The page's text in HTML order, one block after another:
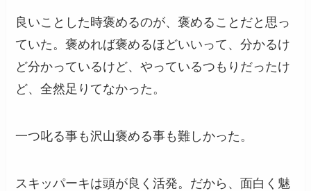
良いことした時褒めるのが、褒めることだと思っ
ていた。褒めれば褒めるほどいいって、分かるけ
ど分かっているけど、やっているつもりだったけ
ど、全然足りてなかった。
一つ叱る事も沢山褒める事も難しかった。
スキッパーキは頭が良く活発。だから、面白く魅